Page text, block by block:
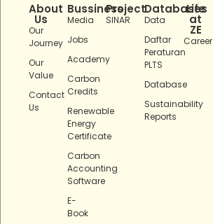
About
Us
Our
Journey
Our
Value
Contact
Us
Bussiness
Media
Jobs
Academy
Carbon
Credits
Renewable
Energy
Certificate
Carbon
Accounting
Software
E-
Book
Project
SINAR
Databases
Data
Daftar
Peraturan
PLTS
Database
Sustainability
Reports
Life
at
ZE
Career